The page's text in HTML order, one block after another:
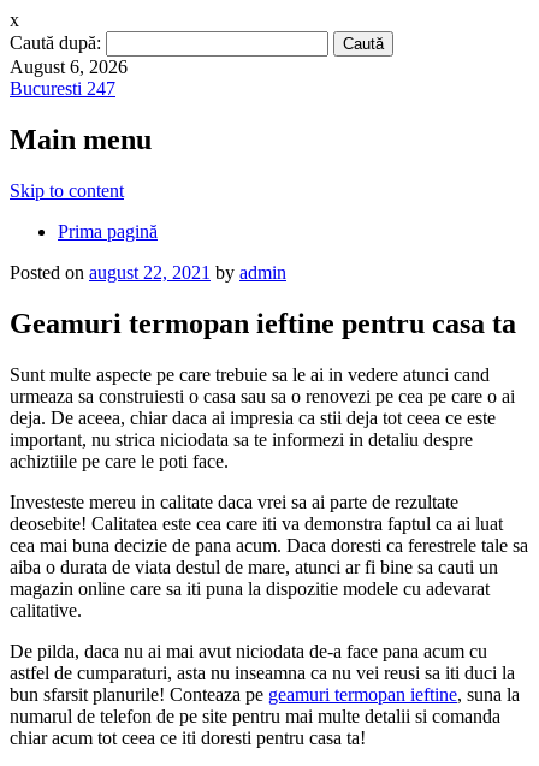
x
Caută după:
August 6, 2026
Bucuresti 247
Main menu
Skip to content
Prima pagină
Posted on august 22, 2021 by admin
Geamuri termopan ieftine pentru casa ta
Sunt multe aspecte pe care trebuie sa le ai in vedere atunci cand
urmeaza sa construiesti o casa sau sa o renovezi pe cea pe care o ai
deja. De aceea, chiar daca ai impresia ca stii deja tot ceea ce este
important, nu strica niciodata sa te informezi in detaliu despre
achiztiile pe care le poti face.
Investeste mereu in calitate daca vrei sa ai parte de rezultate
deosebite! Calitatea este cea care iti va demonstra faptul ca ai luat
cea mai buna decizie de pana acum. Daca doresti ca ferestrele tale sa
aiba o durata de viata destul de mare, atunci ar fi bine sa cauti un
magazin online care sa iti puna la dispozitie modele cu adevarat
calitative.
De pilda, daca nu ai mai avut niciodata de-a face pana acum cu
astfel de cumparaturi, asta nu inseamna ca nu vei reusi sa iti duci la
bun sfarsit planurile! Conteaza pe geamuri termopan ieftine, suna la
numarul de telefon de pe site pentru mai multe detalii si comanda
chiar acum tot ceea ce iti doresti pentru casa ta!